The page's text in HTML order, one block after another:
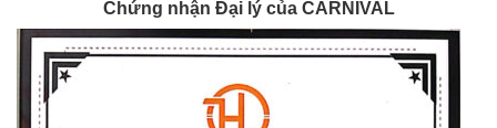
Chứng nhận Đại lý của CARNIVAL